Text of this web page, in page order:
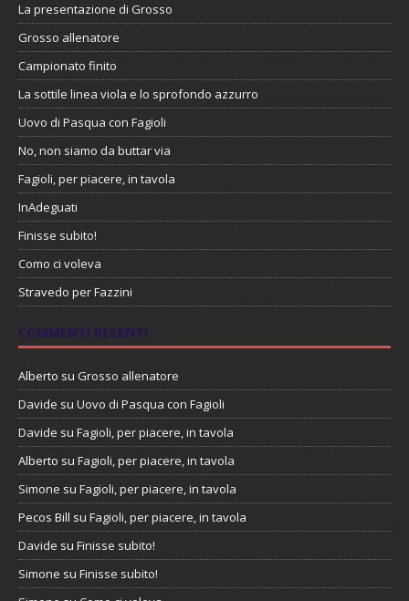
La presentazione di Grosso
Grosso allenatore
Campionato finito
La sottile linea viola e lo sprofondo azzurro
Uovo di Pasqua con Fagioli
No, non siamo da buttar via
Fagioli, per piacere, in tavola
InAdeguati
Finisse subito!
Como ci voleva
Stravedo per Fazzini
COMMENTI RECENTI
Alberto su Grosso allenatore
Davide su Uovo di Pasqua con Fagioli
Davide su Fagioli, per piacere, in tavola
Alberto su Fagioli, per piacere, in tavola
Simone su Fagioli, per piacere, in tavola
Pecos Bill su Fagioli, per piacere, in tavola
Davide su Finisse subito!
Simone su Finisse subito!